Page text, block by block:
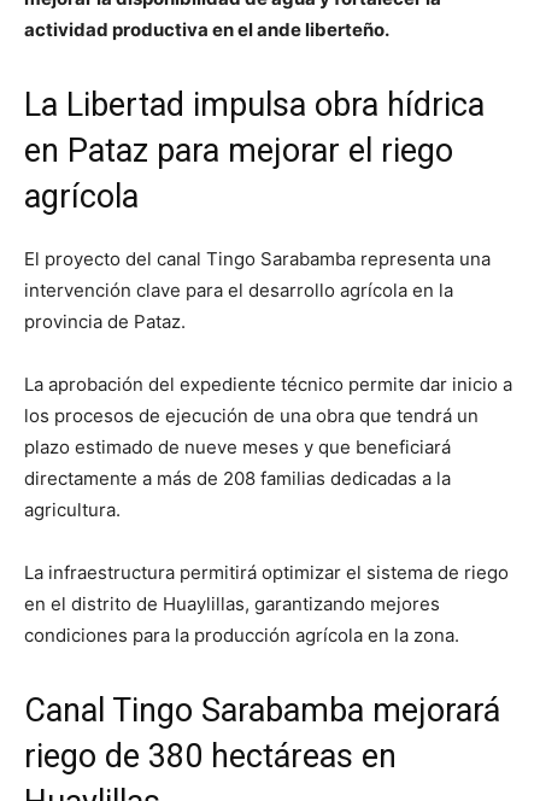
actividad productiva en el ande liberteño.
La Libertad impulsa obra hídrica
en Pataz para mejorar el riego
agrícola
El proyecto del canal Tingo Sarabamba representa una
intervención clave para el desarrollo agrícola en la
provincia de Pataz.
La aprobación del expediente técnico permite dar inicio a
los procesos de ejecución de una obra que tendrá un
plazo estimado de nueve meses y que beneficiará
directamente a más de 208 familias dedicadas a la
agricultura.
La infraestructura permitirá optimizar el sistema de riego
en el distrito de Huaylillas, garantizando mejores
condiciones para la producción agrícola en la zona.
Canal Tingo Sarabamba mejorará
riego de 380 hectáreas en